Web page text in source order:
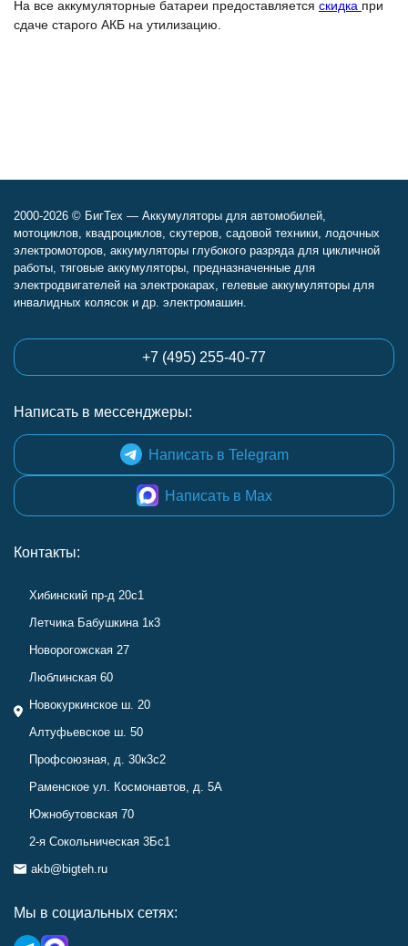
На все аккумуляторные батареи предоставляется скидка при
сдаче старого АКБ на утилизацию.
2000-2026 © БигТех — Аккумуляторы для автомобилей,
мотоциклов, квадроциклов, скутеров, садовой техники, лодочных
электромоторов, аккумуляторы глубокого разряда для цикличной
работы, тяговые аккумуляторы, предназначенные для
электродвигателей на электрокарах, гелевые аккумуляторы для
инвалидных колясок и др. электромашин.
+7 (495) 255-40-77
Написать в мессенджеры:
Написать в Telegram
Написать в Max
Контакты:
Хибинский пр-д 20с1
Летчика Бабушкина 1к3
Новорогожская 27
Люблинская 60
Новокуркинское ш. 20
Алтуфьевское ш. 50
Профсоюзная, д. 30к3с2
Раменское ул. Космонавтов, д. 5А
Южнобутовская 70
2-я Сокольническая 3Бс1
akb@bigteh.ru
Мы в социальных сетях: